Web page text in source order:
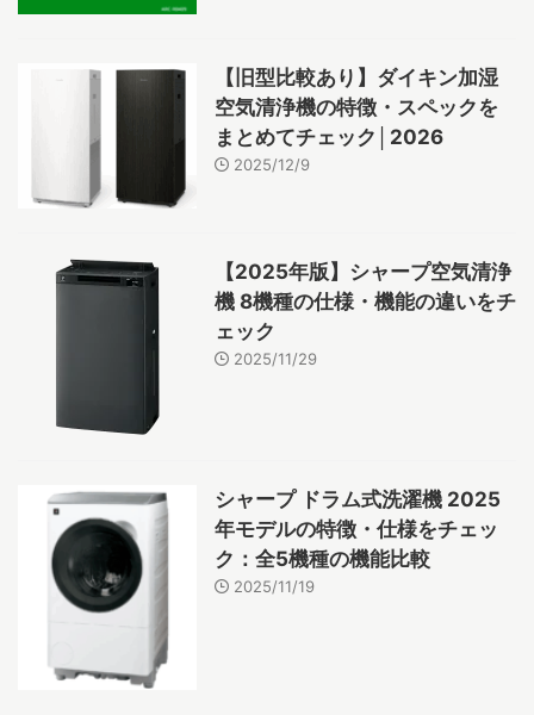
【旧型比較あり】ダイキン加湿
空気清浄機の特徴・スペックを
まとめてチェック│2026
2025/12/9
【2025年版】シャープ空気清浄
機 8機種の仕様・機能の違いをチ
ェック
2025/11/29
シャープ ドラム式洗濯機 2025
年モデルの特徴・仕様をチェッ
ク：全5機種の機能比較
2025/11/19